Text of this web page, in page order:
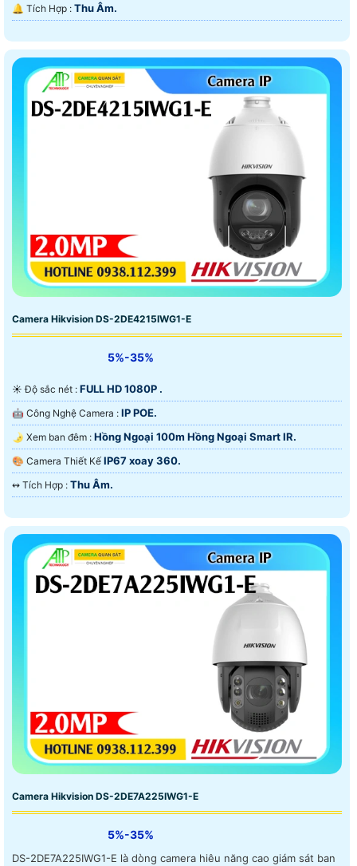
️🔔 Tích Hợp : Thu Âm.
Camera Hikvision DS-2DE4215IWG1-E
5%-35%
☀️ Độ sắc nét : FULL HD 1080P .
🤖️ Công Nghệ Camera : IP POE.
🌛 Xem ban đêm : Hồng Ngoại 100m Hồng Ngoại Smart IR.
🎨 Camera Thiết Kế IP67 xoay 360.
️↭ Tích Hợp : Thu Âm.
Camera Hikvision DS-2DE7A225IWG1-E
5%-35%
DS-2DE7A225IWG1-E là dòng camera hiêu năng cao giám sát ban